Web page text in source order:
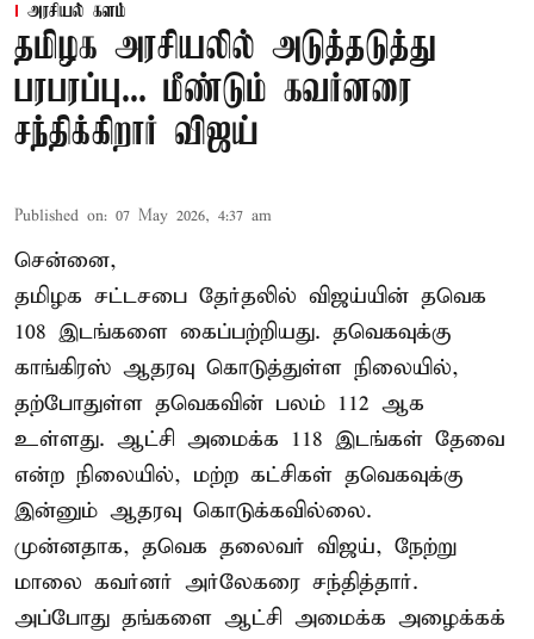
அரசியல் களம்
தமிழக அரசியலில் அடுத்தடுத்து
பரபரப்பு... மீண்டும் கவர்னரை
சந்திக்கிறார் விஜய்
Published on: 07 May 2026, 4:37 am
சென்னை,
தமிழக சட்டசபை தேர்தலில் விஜய்யின் தவெக
108 இடங்களை கைப்பற்றியது. தவெகவுக்கு
காங்கிரஸ் ஆதரவு கொடுத்துள்ள நிலையில்,
தற்போதுள்ள தவெகவின் பலம் 112 ஆக
உள்ளது. ஆட்சி அமைக்க 118 இடங்கள் தேவை
என்ற நிலையில், மற்ற கட்சிகள் தவெகவுக்கு
இன்னும் ஆதரவு கொடுக்கவில்லை.
முன்னதாக, தவெக தலைவர் விஜய், நேற்று
மாலை கவர்னர் அர்லேகரை சந்தித்தார்.
அப்போது தங்களை ஆட்சி அமைக்க அழைக்கக்